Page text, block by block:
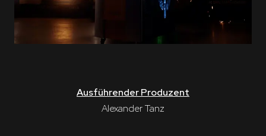
Ausführender Produzent
Alexander Tanz